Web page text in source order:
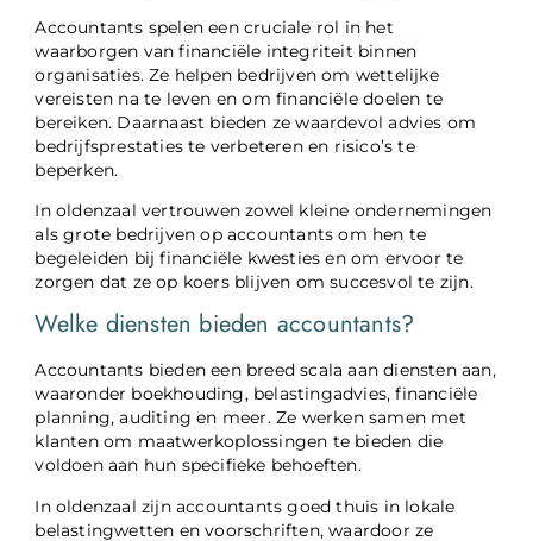
Accountants spelen een cruciale rol in het
waarborgen van financiële integriteit binnen
organisaties. Ze helpen bedrijven om wettelijke
vereisten na te leven en om financiële doelen te
bereiken. Daarnaast bieden ze waardevol advies om
bedrijfsprestaties te verbeteren en risico’s te
beperken.
In oldenzaal vertrouwen zowel kleine ondernemingen
als grote bedrijven op accountants om hen te
begeleiden bij financiële kwesties en om ervoor te
zorgen dat ze op koers blijven om succesvol te zijn.
Welke diensten bieden accountants?
Accountants bieden een breed scala aan diensten aan,
waaronder boekhouding, belastingadvies, financiële
planning, auditing en meer. Ze werken samen met
klanten om maatwerkoplossingen te bieden die
voldoen aan hun specifieke behoeften.
In oldenzaal zijn accountants goed thuis in lokale
belastingwetten en voorschriften, waardoor ze